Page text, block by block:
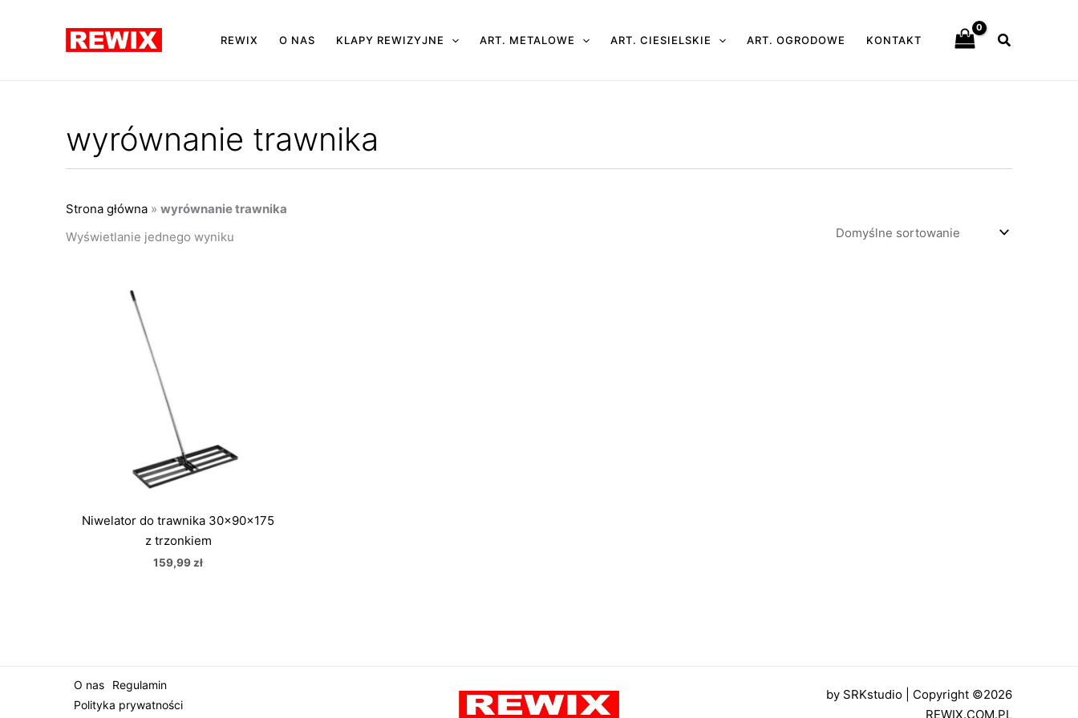
REWIX O NAS KLAPY REWIZYJNE ART. METALOWE ART. CIESIELSKIE ART. OGRODOWE KONTAKT Szukaj
wyrównanie trawnika
Strona główna » wyrównanie trawnika
Wyświetlanie jednego wyniku
Niwelator do trawnika 30x90x175
z trzonkiem
159,99zł
O nas
Regulamin
Polityka prywatności
by SRKstudio | Copyright ©2026
REWIX.COM.PL